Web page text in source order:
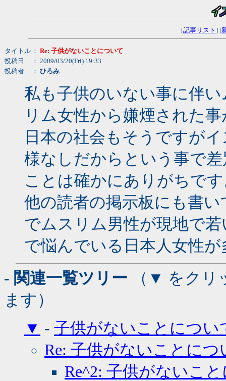
[記事リスト ] [
タイトル ： Re: 子供がないことについて
投稿日
： 2009/03/20(Fri) 19:33
投稿者
： ひろみ
私も子供のいない事に伴
リム女性から嫌煙された
日本の社会もそうですが
様なしだからという事で
ことは確かにありがちで
他の読者の掲示板にも書
でムスリム男性が現地で
で悩んでいる日本人女性
- 関連一覧ツリー （▼ をクリ
ます）
▼ - 子供がないことについ
Re: 子供がないことにつ
Re^2: 子供がないこ